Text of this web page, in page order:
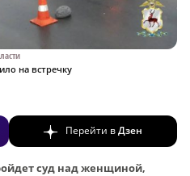
на встречку
Перейти вДзен
суд над женщиной,